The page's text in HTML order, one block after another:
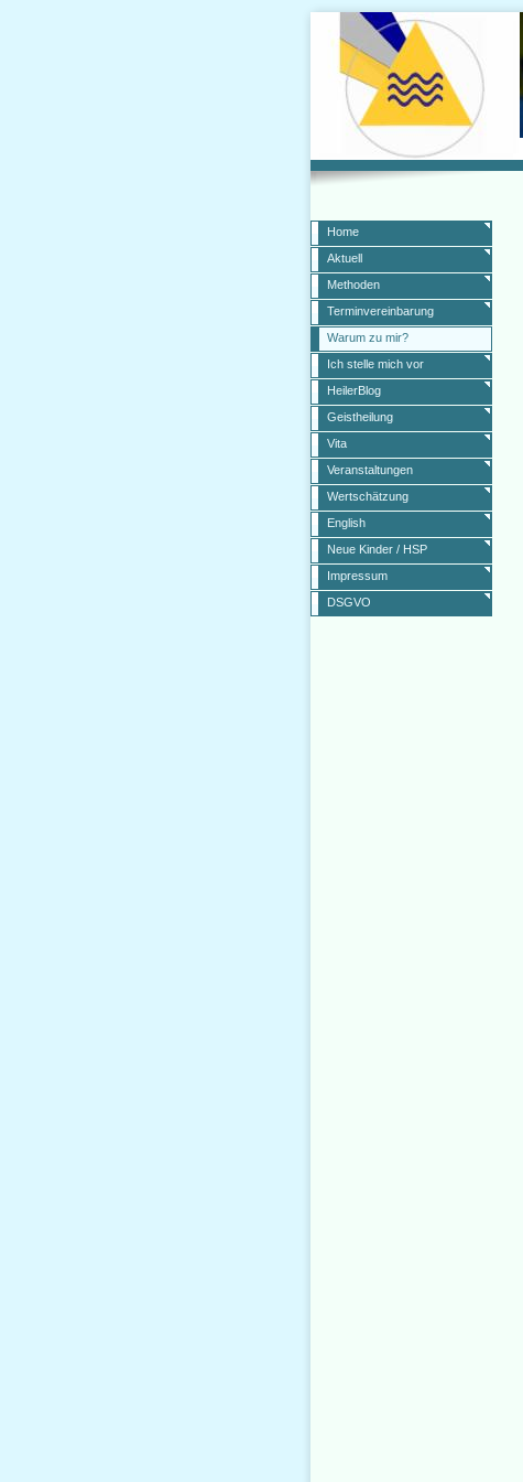
Home
Aktuell
Methoden
Terminvereinbarung
Warum zu mir?
Ich stelle mich vor
HeilerBlog
Geistheilung
Vita
Veranstaltungen
Wertschätzung
English
Neue Kinder / HSP
Impressum
DSGVO